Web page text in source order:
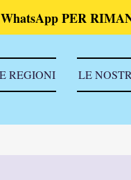
PER
REGIONI LE